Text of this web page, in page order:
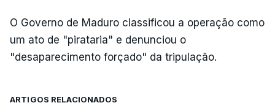
O Governo de Maduro classificou a operação como
um ato de "pirataria" e denunciou o
"desaparecimento forçado" da tripulação.
ARTIGOS RELACIONADOS